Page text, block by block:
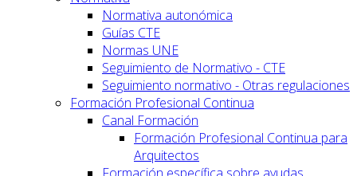
Normativa autonómica
Guías CTE
Normas UNE
Seguimiento de Normativo - CTE
Seguimiento normativo - Otras regulaciones
Formación Profesional Continua
Canal Formación
Formación Profesional Continua para
Arquitectos